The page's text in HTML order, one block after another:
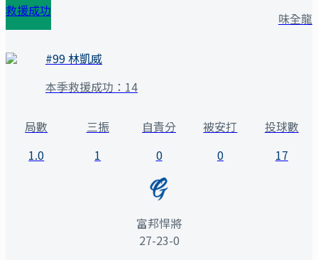
救援成功 味全龍
#99林凱威
本季救援成功： 14
局數
1.0
三振
1
自責分
0
被安打
0
投球數
17
富邦悍將
27-23-0